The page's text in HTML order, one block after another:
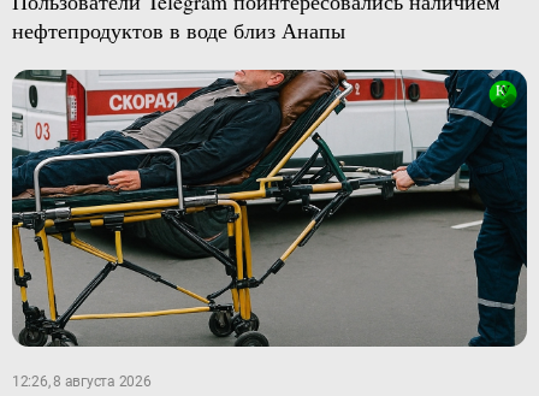
нефтепродуктов в воде близ Анапы
12:26, 8 августа 2026